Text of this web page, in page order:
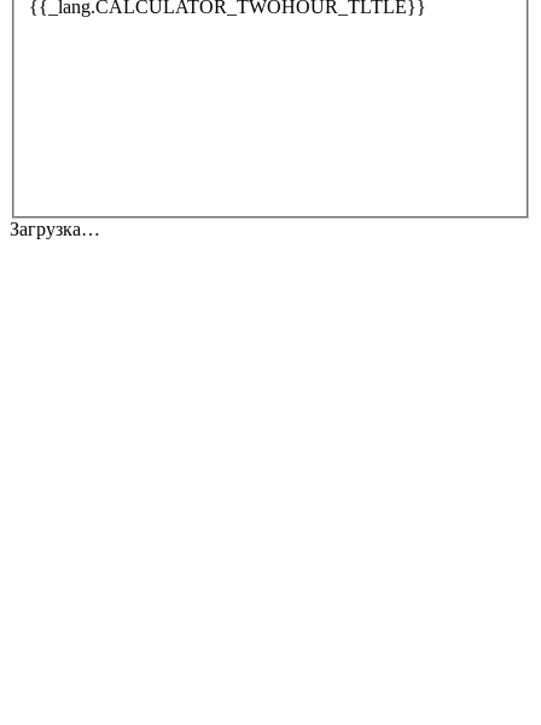
{{_lang.CALCULATOR_TWOHOUR_TLTLE}}
Загрузка…